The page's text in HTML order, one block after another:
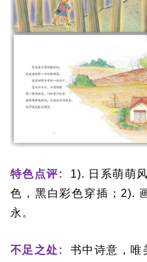
特色点评:
1). 日系萌萌
色，黑白彩色穿插；2).
永。
不足之处:
书中诗意，唯